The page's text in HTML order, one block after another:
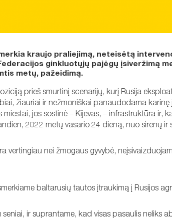
kraujo praliejimą, neteisėtą
ginkluotųjų pajėgų įsiveržimą
metų, pažeidimą.
prieš smurtinį scenarijų, kurį Rusija
žiauriai ir nežmoniškai panaudodama
jos sostinė – Kijevas, – infrastruktūra ir,
2022 metų vasario 24 dieną, nuo sirenų ir
vertingiau nei žmogaus gyvybė,
baltarusių tautos įtraukimą į Rusijos
ir suprantame, kad visas pasaulis neliks